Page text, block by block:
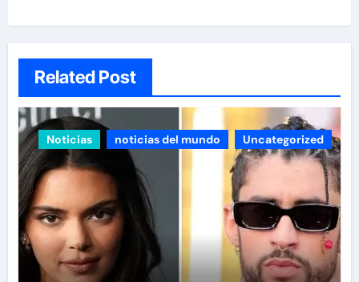
Related Post
Noticias noticias del mundo Uncategorized